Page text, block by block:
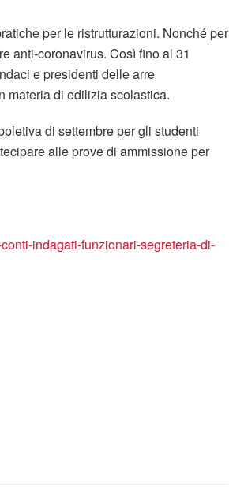
per le ristrutturazioni. Nonché per
anti-coronavirus. Così fino al 31
e presidenti delle arre
materia di edilizia scolastica.
di settembre per gli studenti
alle prove di ammissione per
indagati-funzionari-segreteria-di-